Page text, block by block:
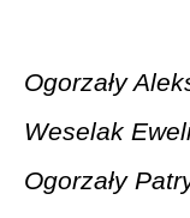
Ogorzały
Weselak
Ogorzały